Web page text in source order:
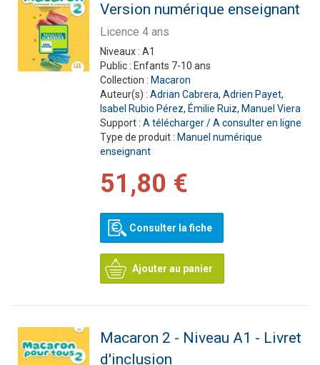
Version numérique enseignant
Licence 4 ans
Niveaux : A1
Public : Enfants 7-10 ans
Collection : Macaron
Auteur(s) : Adrian Cabrera, Adrien Payet,
Isabel Rubio Pérez, Émilie Ruiz, Manuel Viera
Support : A télécharger / A consulter en ligne
Type de produit : Manuel numérique
enseignant
51,80 €
Consulter la fiche
Ajouter au panier
Macaron 2 - Niveau A1 - Livret
d'inclusion